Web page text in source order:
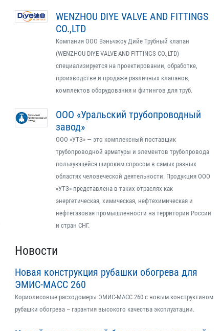
WENZHOU DIYE VALVE AND FITTINGS
CO.,LTD
Компания ООО Вэньчжоу Дийе Трубный клапан
(WENZHOU DIYE VALVE AND FITTINGS CO.,LTD)
специализируется на проектировании, обработке,
производстве и продаже различных клапанов,
комплектов оборудования и фитингов для труб.
ООО «Уральский трубопроводный
завод»
ООО «УТЗ» — это комплексный поставщик
трубопроводной арматуры и элементов трубопровода
пользующейся широким спросом в самых разных
областях человеческой деятельности. Продукция ООО
«УТЗ» представлена в таких отраслях как
энергетическая, химическая, нефтехимическая и
нефтегазовая промышленности на территории России
и стран СНГ.
Новости
Новая конструкция рубашки обогрева для
ЭМИС-МАСС 260
Кориолисовые расходомеры ЭМИС-МАСС 260 с новым конструктивом
рубашки обогрева – гарантия высокого качества эксплуатации.